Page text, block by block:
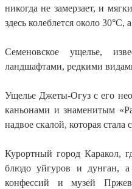
никогда не замерзает, и
здесь колеблется около 30°C,
Семеновское ущелье,
ландшафтами, редкими
Ущелье Джеты-Огуз с его
каньонами и знаменитым
надвое скалой, которая стала
Курортный город Каракол,
блюдо уйгуров и дунган,
конфессий и музей